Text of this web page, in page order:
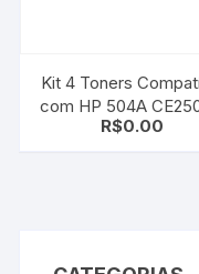
Kit 4 Toners
com HP 504A
CE251A | CE252A |
R$0.00